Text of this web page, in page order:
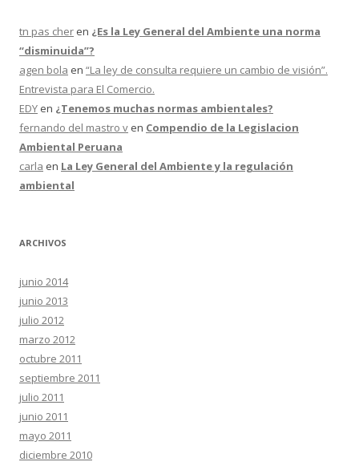
tn pas cher en ¿Es la Ley General del Ambiente una norma
“disminuida”?
agen bola en “La ley de consulta requiere un cambio de visión”.
Entrevista para El Comercio.
EDY en ¿Tenemos muchas normas ambientales?
fernando del mastro v en Compendio de la Legislacion
Ambiental Peruana
carla en La Ley General del Ambiente y la regulación
ambiental
ARCHIVOS
junio 2014
junio 2013
julio 2012
marzo 2012
octubre 2011
septiembre 2011
julio 2011
junio 2011
mayo 2011
diciembre 2010